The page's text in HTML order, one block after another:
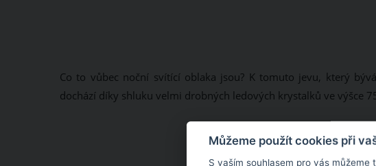
Co to vůbec noční svítící oblaka jsou? K tomuto jevu, který
dochází díky shluku velmi drobných ledových krystalků ve výšce
Můžeme použít cookies při
S vaším souhlasem pro vás